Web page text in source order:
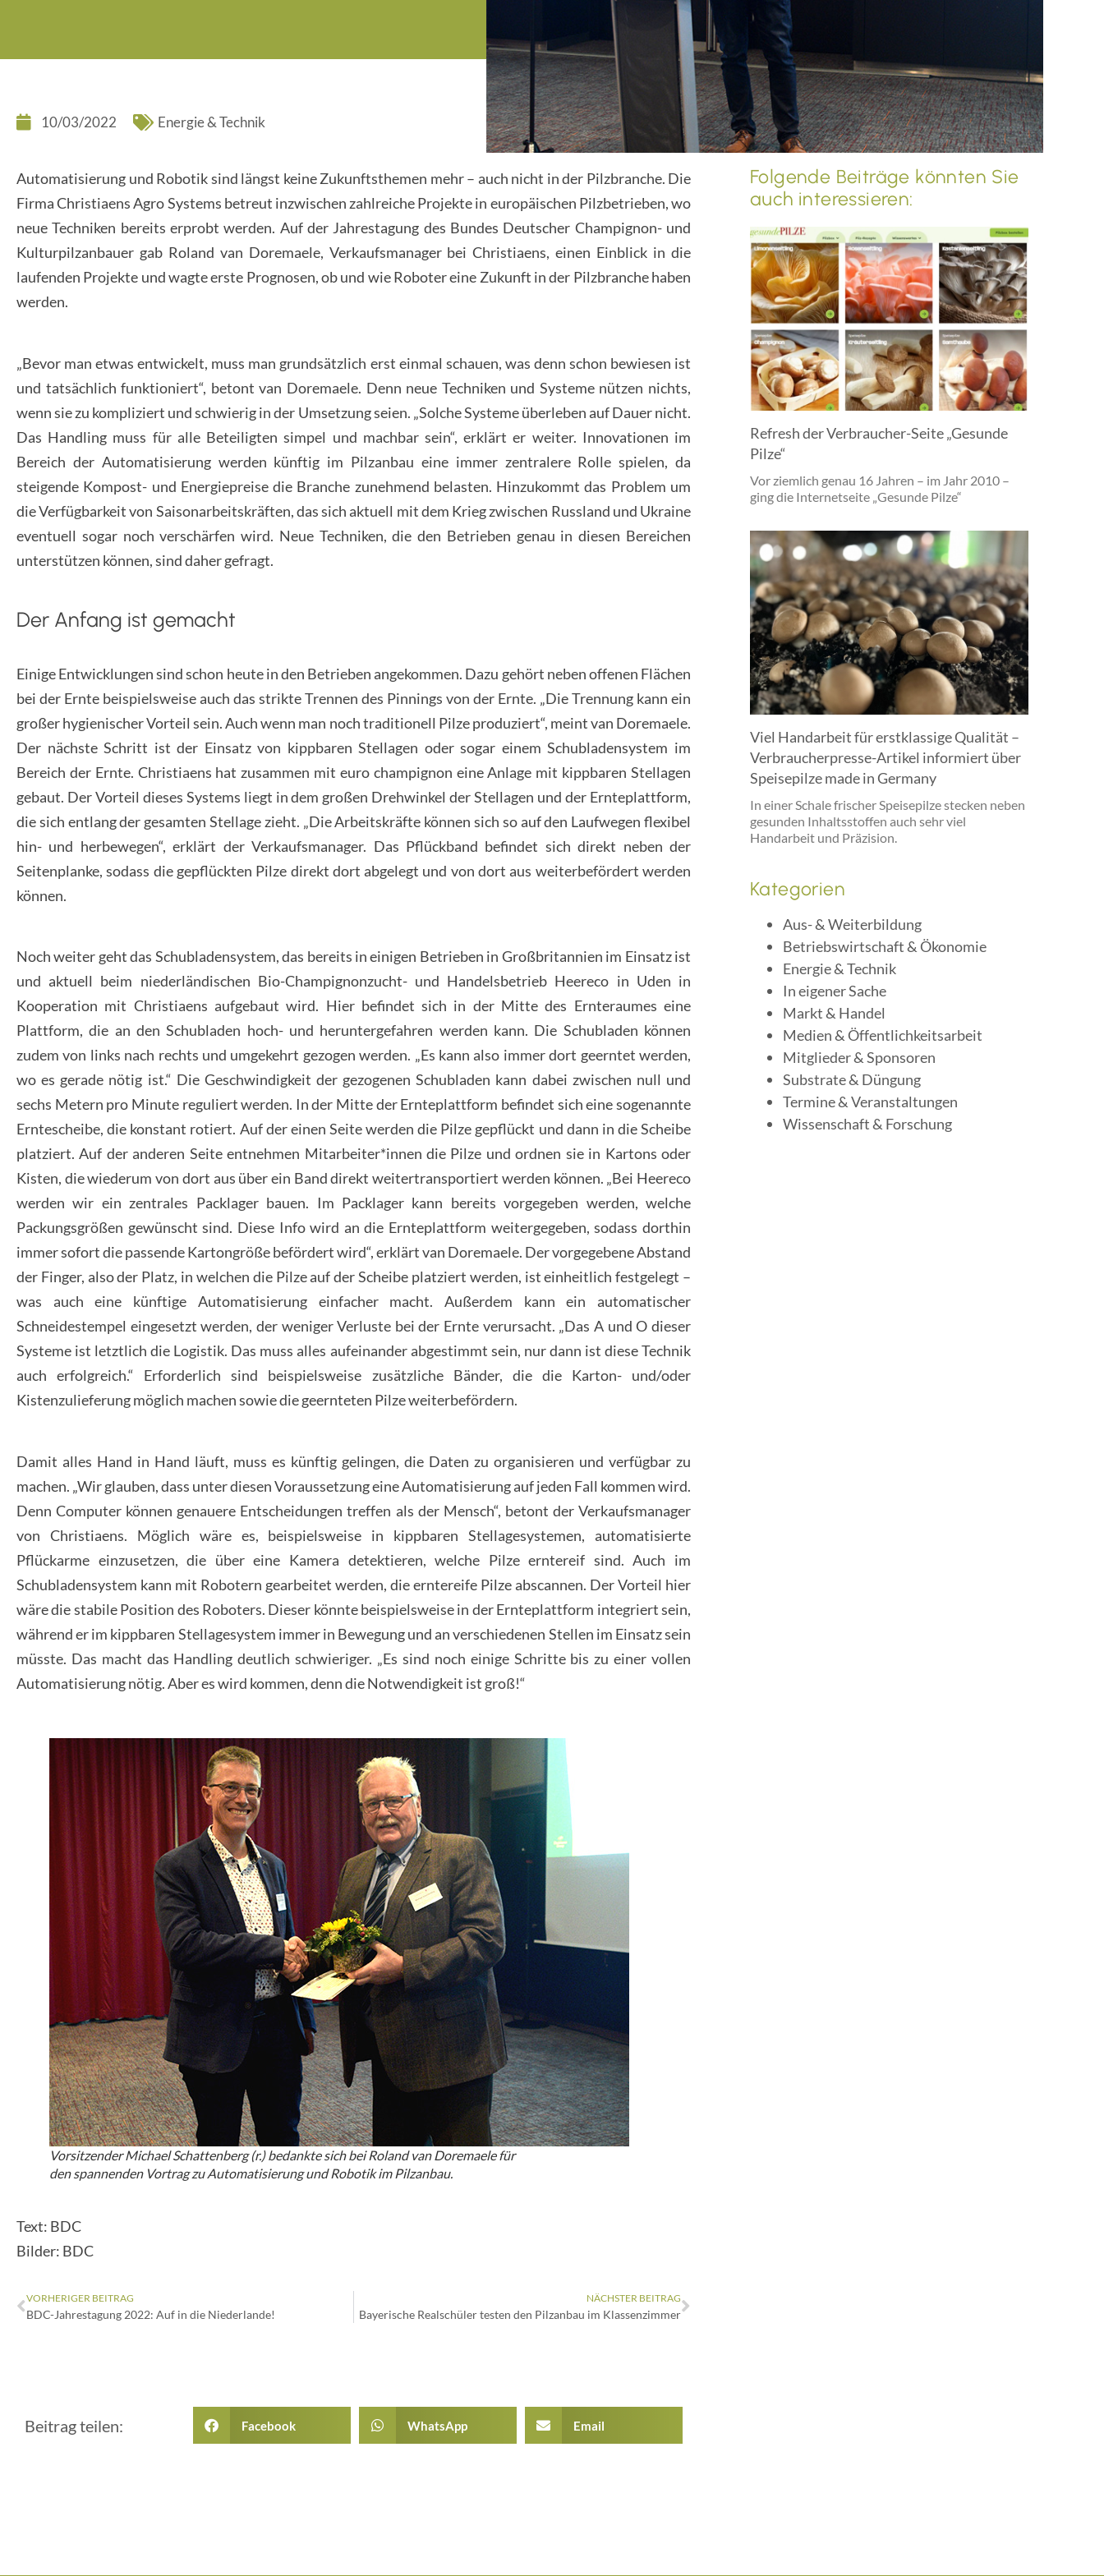
10/03/2022 Energie & Technik
Automatisierung und Robotik sind längst keine Zukunftsthemen mehr – auch nicht in der Pilzbranche. Die
Firma Christiaens Agro Systems betreut inzwischen zahlreiche Projekte in europäischen Pilzbetrieben, wo
neue Techniken bereits erprobt werden. Auf der Jahrestagung des Bundes Deutscher Champignon- und
Kulturpilzanbauer gab Roland van Doremaele, Verkaufsmanager bei Christiaens, einen Einblick in die
laufenden Projekte und wagte erste Prognosen, ob und wie Roboter eine Zukunft in der Pilzbranche haben
werden.
„Bevor man etwas entwickelt, muss man grundsätzlich erst einmal schauen, was denn schon bewiesen ist
und tatsächlich funktioniert“, betont van Doremaele. Denn neue Techniken und Systeme nützen nichts,
wenn sie zu kompliziert und schwierig in der Umsetzung seien. „Solche Systeme überleben auf Dauer nicht.
Das Handling muss für alle Beteiligten simpel und machbar sein“, erklärt er weiter. Innovationen im
Bereich der Automatisierung werden künftig im Pilzanbau eine immer zentralere Rolle spielen, da
steigende Kompost- und Energiepreise die Branche zunehmend belasten. Hinzukommt das Problem um
die Verfügbarkeit von Saisonarbeitskräften, das sich aktuell mit dem Krieg zwischen Russland und Ukraine
eventuell sogar noch verschärfen wird. Neue Techniken, die den Betrieben genau in diesen Bereichen
unterstützen können, sind daher gefragt.
Der Anfang ist gemacht
Einige Entwicklungen sind schon heute in den Betrieben angekommen. Dazu gehört neben offenen Flächen
bei der Ernte beispielsweise auch das strikte Trennen des Pinnings von der Ernte. „Die Trennung kann ein
großer hygienischer Vorteil sein. Auch wenn man noch traditionell Pilze produziert“, meint van Doremaele.
Der nächste Schritt ist der Einsatz von kippbaren Stellagen oder sogar einem Schubladensystem im
Bereich der Ernte. Christiaens hat zusammen mit euro champignon eine Anlage mit kippbaren Stellagen
gebaut. Der Vorteil dieses Systems liegt in dem großen Drehwinkel der Stellagen und der Ernteplattform,
die sich entlang der gesamten Stellage zieht. „Die Arbeitskräfte können sich so auf den Laufwegen flexibel
hin- und herbewegen“, erklärt der Verkaufsmanager. Das Pflückband befindet sich direkt neben der
Seitenplanke, sodass die gepflückten Pilze direkt dort abgelegt und von dort aus weiterbefördert werden
können.
Noch weiter geht das Schubladensystem, das bereits in einigen Betrieben in Großbritannien im Einsatz ist
und aktuell beim niederländischen Bio-Champignonzucht- und Handelsbetrieb Heereco in Uden in
Kooperation mit Christiaens aufgebaut wird. Hier befindet sich in der Mitte des Ernteraumes eine
Plattform, die an den Schubladen hoch- und heruntergefahren werden kann. Die Schubladen können
zudem von links nach rechts und umgekehrt gezogen werden. „Es kann also immer dort geerntet werden,
wo es gerade nötig ist.“ Die Geschwindigkeit der gezogenen Schubladen kann dabei zwischen null und
sechs Metern pro Minute reguliert werden. In der Mitte der Ernteplattform befindet sich eine sogenannte
Erntescheibe, die konstant rotiert. Auf der einen Seite werden die Pilze gepflückt und dann in die Scheibe
platziert. Auf der anderen Seite entnehmen Mitarbeiter*innen die Pilze und ordnen sie in Kartons oder
Kisten, die wiederum von dort aus über ein Band direkt weitertransportiert werden können. „Bei Heereco
werden wir ein zentrales Packlager bauen. Im Packlager kann bereits vorgegeben werden, welche
Packungsgrößen gewünscht sind. Diese Info wird an die Ernteplattform weitergegeben, sodass dorthin
immer sofort die passende Kartongröße befördert wird“, erklärt van Doremaele. Der vorgegebene Abstand
der Finger, also der Platz, in welchen die Pilze auf der Scheibe platziert werden, ist einheitlich festgelegt –
was auch eine künftige Automatisierung einfacher macht. Außerdem kann ein automatischer
Schneidestempel eingesetzt werden, der weniger Verluste bei der Ernte verursacht. „Das A und O dieser
Systeme ist letztlich die Logistik. Das muss alles aufeinander abgestimmt sein, nur dann ist diese Technik
auch erfolgreich.“ Erforderlich sind beispielsweise zusätzliche Bänder, die die Karton- und/oder
Kistenzulieferung möglich machen sowie die geernteten Pilze weiterbefördern.
Damit alles Hand in Hand läuft, muss es künftig gelingen, die Daten zu organisieren und verfügbar zu
machen. „Wir glauben, dass unter diesen Voraussetzung eine Automatisierung auf jeden Fall kommen wird.
Denn Computer können genauere Entscheidungen treffen als der Mensch“, betont der Verkaufsmanager
von Christiaens. Möglich wäre es, beispielsweise in kippbaren Stellagesystemen, automatisierte
Pflückarme einzusetzen, die über eine Kamera detektieren, welche Pilze erntereif sind. Auch im
Schubladensystem kann mit Robotern gearbeitet werden, die erntereife Pilze abscannen. Der Vorteil hier
wäre die stabile Position des Roboters. Dieser könnte beispielsweise in der Ernteplattform integriert sein,
während er im kippbaren Stellagesystem immer in Bewegung und an verschiedenen Stellen im Einsatz sein
müsste. Das macht das Handling deutlich schwieriger. „Es sind noch einige Schritte bis zu einer vollen
Automatisierung nötig. Aber es wird kommen, denn die Notwendigkeit ist groß!“
Vorsitzender Michael Schattenberg (r.) bedankte sich bei Roland van Doremaele für
den spannenden Vortrag zu Automatisierung und Robotik im Pilzanbau.
Text: BDC
Bilder: BDC
VORHERIGER BEITRAG
BDC-Jahrestagung 2022: Auf in die Niederlande!
NÄCHSTER BEITRAG
Bayerische Realschüler testen den Pilzanbau im Klassenzimmer
Beitrag teilen: Facebook WhatsApp Email
Folgende Beiträge könnten Sie
auch interessieren:
Refresh der Verbraucher-Seite „Gesunde
Pilze“
Vor ziemlich genau 16 Jahren – im Jahr 2010 –
ging die Internetseite „Gesunde Pilze“
Viel Handarbeit für erstklassige Qualität –
Verbraucherpresse-Artikel informiert über
Speisepilze made in Germany
In einer Schale frischer Speisepilze stecken neben
gesunden Inhaltsstoffen auch sehr viel
Handarbeit und Präzision.
Kategorien
Aus- & Weiterbildung
Betriebswirtschaft & Ökonomie
Energie & Technik
In eigener Sache
Markt & Handel
Medien & Öffentlichkeitsarbeit
Mitglieder & Sponsoren
Substrate & Düngung
Termine & Veranstaltungen
Wissenschaft & Forschung